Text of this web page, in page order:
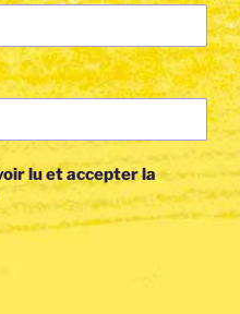
lu et accepter la